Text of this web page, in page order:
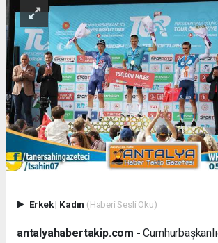
Erkek| Kadın (Haberi Sesli Oku)
antalyahabertakip.com -